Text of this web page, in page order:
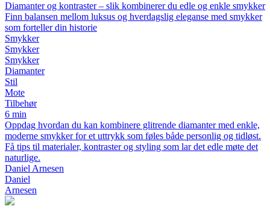
Diamanter og kontraster – slik kombinerer du edle og enkle smykker
Finn balansen mellom luksus og hverdagslig eleganse med smykker
som forteller din historie
Smykker
Smykker
Smykker
Diamanter
Stil
Mote
Tilbehør
6 min
Oppdag hvordan du kan kombinere glitrende diamanter med enkle,
moderne smykker for et uttrykk som føles både personlig og tidløst.
Få tips til materialer, kontraster og styling som lar det edle møte det
naturlige.
Daniel Arnesen
Daniel
Arnesen